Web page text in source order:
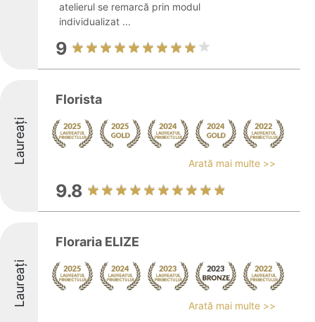
atelierul se remarcă prin modul
individualizat ...
9
Laureați
Florista
Arată mai multe >>
9.8
Laureați
Floraria ELIZE
Arată mai multe >>